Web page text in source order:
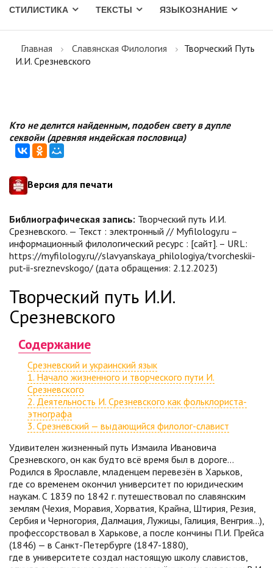
СТИЛИСТИКА ТЕКСТЫ ЯЗЫКОЗНАНИЕ
Главная Славянская Филология
Творческий Путь
И.И. Срезневского
Кто не делится найденным, подобен свету в дупле
секвойи (древняя индейская пословица)
Версия для печати
Библиографическая запись: Творческий путь И.И.
Срезневского. — Текст : электронный // Myfilology.ru –
информационный филологический ресурс : [сайт]. – URL:
https://myfilology.ru//slavyanskaya_philologiya/tvorcheskii-
put-ii-sreznevskogo/ (дата обращения: 2.12.2023)
Творческий путь И.И.
Срезневского
Содержание
Срезневский и украинский язык
1. Начало жизненного и творческого пути И.
Срезневского
2. Деятельность И. Срезневского как фольклориста-
этнографа
3. Срезневский — выдающийся филолог-славист
Удивителен жизненный путь Измаила Ивановича
Срезневского, он как будто всё время был в дороге…
Родился в Ярославле, младенцем перевезён в Харьков,
где со временем окончил университет по юридическим
наукам. С 1839 по 1842 г. путешествовал по славянским
землям (Чехия, Моравия, Хорватия, Крайна, Штирия, Резия,
Сербия и Черногория, Далмация, Лужицы, Галиция, Венгрия…),
профессорствовал в Харькове, а после кончины П.И. Прейса
(1846) — в Санкт-Петербурге (1847-1880),
где в университете создал настоящую школу славистов,